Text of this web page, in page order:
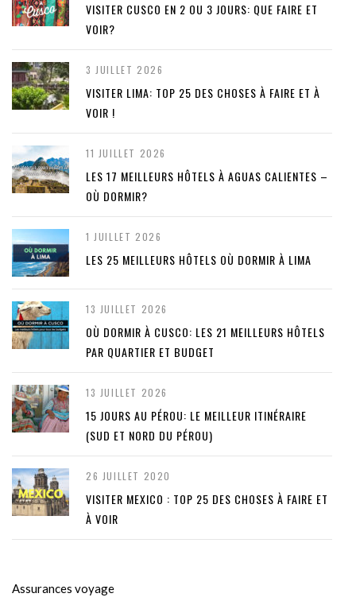
VISITER CUSCO EN 2 OU 3 JOURS: QUE FAIRE ET
VOIR?
3 JUILLET 2026
VISITER LIMA: TOP 25 DES CHOSES À FAIRE ET À
VOIR !
11 JUILLET 2026
LES 17 MEILLEURS HÔTELS À AGUAS CALIENTES –
OÙ DORMIR?
1 JUILLET 2026
LES 25 MEILLEURS HÔTELS OÙ DORMIR À LIMA
13 JUILLET 2026
OÙ DORMIR À CUSCO: LES 21 MEILLEURS HÔTELS
PAR QUARTIER ET BUDGET
13 JUILLET 2026
15 JOURS AU PÉROU: LE MEILLEUR ITINÉRAIRE
(SUD ET NORD DU PÉROU)
26 JUILLET 2020
VISITER MEXICO : TOP 25 DES CHOSES À FAIRE ET
À VOIR
Assurances voyage